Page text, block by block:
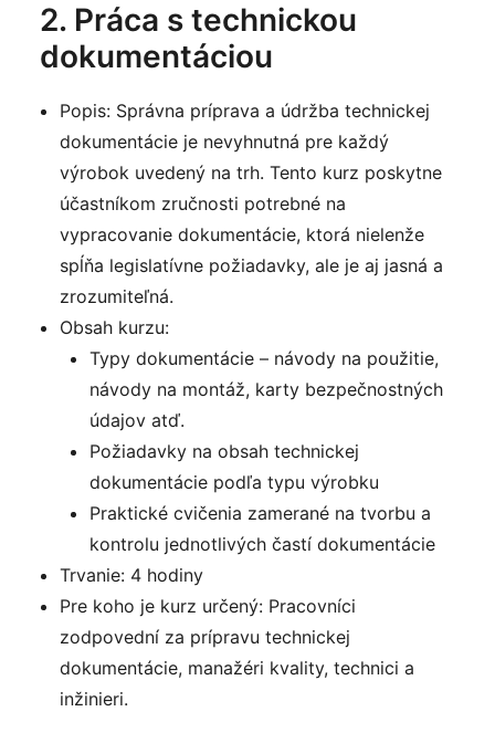
2. Práca s technickou
dokumentáciou
Popis: Správna príprava a údržba technickej
dokumentácie je nevyhnutná pre každý
výrobok uvedený na trh. Tento kurz poskytne
účastníkom zručnosti potrebné na
vypracovanie dokumentácie, ktorá nielenže
spĺňa legislatívne požiadavky, ale je aj jasná a
zrozumiteľná.
Obsah kurzu:
Typy dokumentácie – návody na použitie,
návody na montáž, karty bezpečnostných
údajov atď.
Požiadavky na obsah technickej
dokumentácie podľa typu výrobku
Praktické cvičenia zamerané na tvorbu a
kontrolu jednotlivých častí dokumentácie
Trvanie: 4 hodiny
Pre koho je kurz určený: Pracovníci
zodpovední za prípravu technickej
dokumentácie, manažéri kvality, technici a
inžinieri.